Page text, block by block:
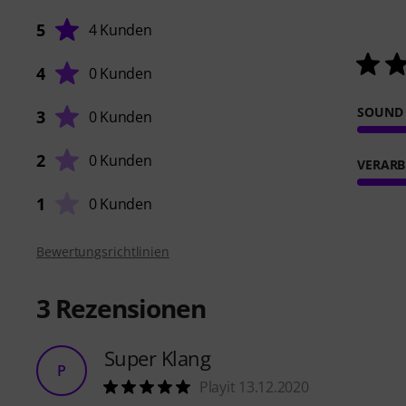
5 4 Kunden
4 0 Kunden
3 0 Kunden
2 0 Kunden
1 0 Kunden
SOUND
Bewertungsrichtlinien
3 Rezensionen
P Super Klang
Playit 13.12.2020